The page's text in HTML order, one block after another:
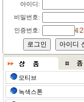
아이디:
비밀번호:
인증번호:
모티브
녹색스톤